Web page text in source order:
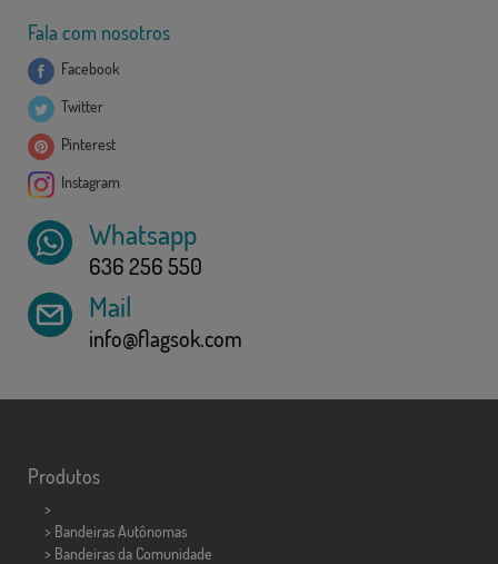
Fala com nosotros
Facebook
Twitter
Pinterest
Instagram
Whatsapp
636 256 550
Mail
info@flagsok.com
Produtos
>
> Bandeiras Autônomas
> Bandeiras da Comunidade